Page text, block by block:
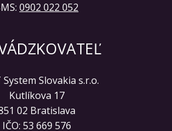
0902 022 052
System Slovakia s.r.o.
Kutlíkova 17
02 Bratislava
IČO: 53 669 576